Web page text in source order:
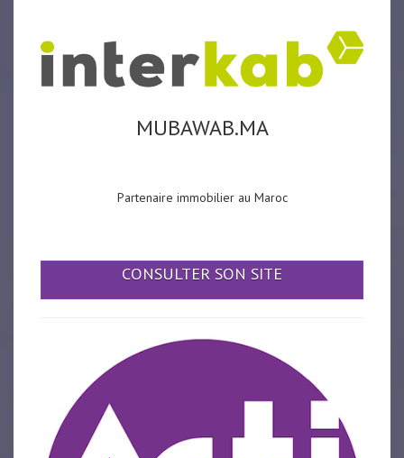
MUBAWAB.MA
Partenaire immobilier au Maroc
CONSULTER SON SITE